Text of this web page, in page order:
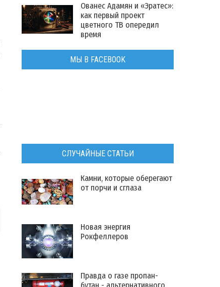
Ованес Адамян и «Эратес»:
как первый проект
цветного ТВ опередил
время
МЫ В FACEBOOK
СЛУЧАЙНЫЕ СТАТЬИ
Камни, которые оберегают
от порчи и сглаза
Новая энергия
Рокфеллеров
Правда о газе пропан-